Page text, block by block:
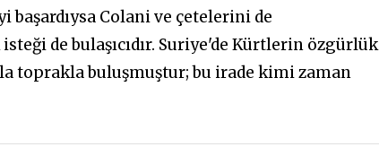
başardıysa Colani ve çetelerini de
de bulaşıcıdır. Suriye'de Kürtlerin özgürlük
toprakla buluşmuştur; bu irade kimi zaman